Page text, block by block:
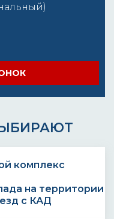
на территории
с КАД